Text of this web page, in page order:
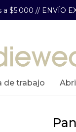
$5.000 // ENVÍO
de trabajo